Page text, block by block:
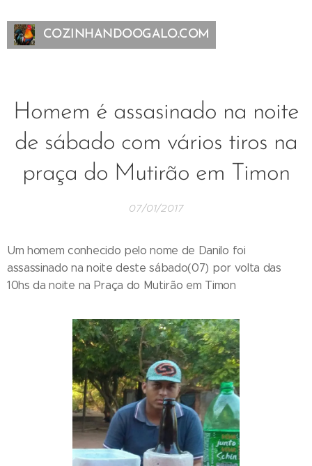
COZINHANDOOGALO.COM
Homem é assasinado na noite
de sábado com vários tiros na
praça do Mutirão em Timon
07/01/2017
Um homem conhecido pelo nome de Danilo foi
assassinado na noite deste sábado(07) por volta das
10hs da noite na Praça do Mutirão em Timon